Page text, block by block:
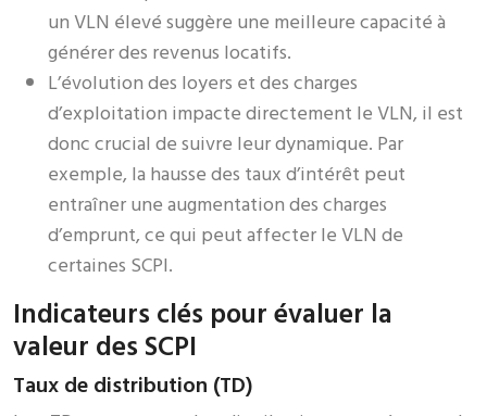
un VLN élevé suggère une meilleure capacité à
générer des revenus locatifs.
L’évolution des loyers et des charges
d’exploitation impacte directement le VLN, il est
donc crucial de suivre leur dynamique. Par
exemple, la hausse des taux d’intérêt peut
entraîner une augmentation des charges
d’emprunt, ce qui peut affecter le VLN de
certaines SCPI.
Indicateurs clés pour évaluer la
valeur des SCPI
Taux de distribution (TD)